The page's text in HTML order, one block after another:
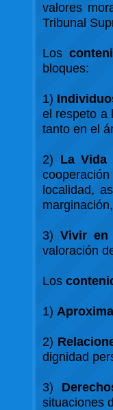
valores
Tribunal
Los
bloques:
1)
el respeto a
tanto en el
2) La Vida
localidad,
3) Vivir en
valoración
Los
1)
2)
dignidad
3)
situaciones